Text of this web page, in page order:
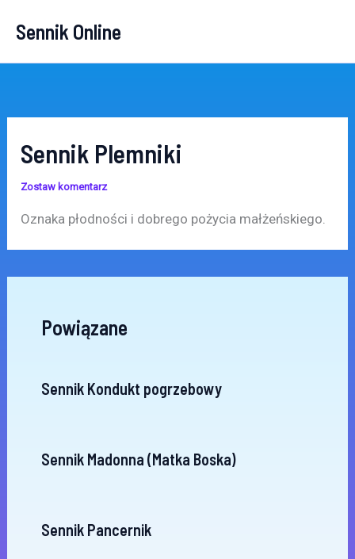
Sennik Online
Sennik Plemniki
Zostaw komentarz
Oznaka płodności i dobrego pożycia małżeńskiego.
Powiązane
Sennik Kondukt pogrzebowy
Sennik Madonna (Matka Boska)
Sennik Pancernik